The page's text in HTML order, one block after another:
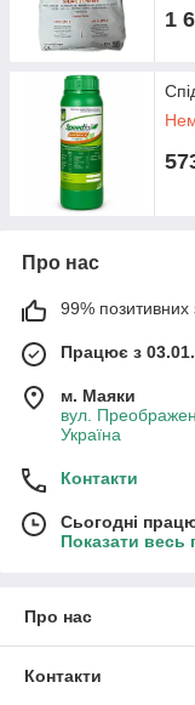
1
Про нас
99% позитивних
Працює з
м. Маяки
вул.
Україна
Контакти
Сьогодні
Показати весь
Про нас
Контакти